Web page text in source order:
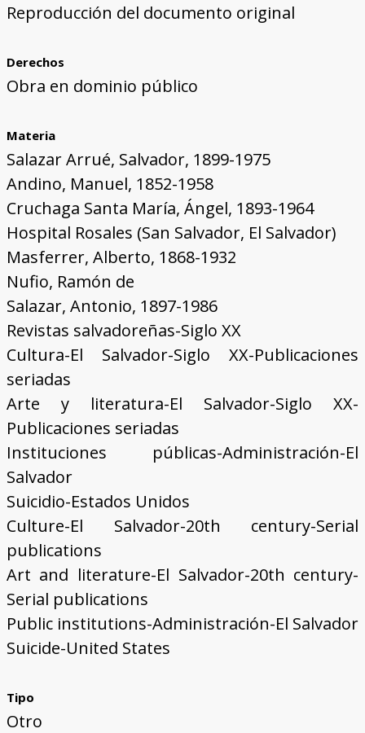
Reproducción del documento original
Derechos
Obra en dominio público
Materia
Salazar Arrué, Salvador, 1899-1975
Andino, Manuel, 1852-1958
Cruchaga Santa María, Ángel, 1893-1964
Hospital Rosales (San Salvador, El Salvador)
Masferrer, Alberto, 1868-1932
Nufio, Ramón de
Salazar, Antonio, 1897-1986
Revistas salvadoreñas-Siglo XX
Cultura-El Salvador-Siglo XX-Publicaciones
seriadas
Arte y literatura-El Salvador-Siglo XX-
Publicaciones seriadas
Instituciones públicas-Administración-El
Salvador
Suicidio-Estados Unidos
Culture-El Salvador-20th century-Serial
publications
Art and literature-El Salvador-20th century-
Serial publications
Public institutions-Administración-El Salvador
Suicide-United States
Tipo
Otro